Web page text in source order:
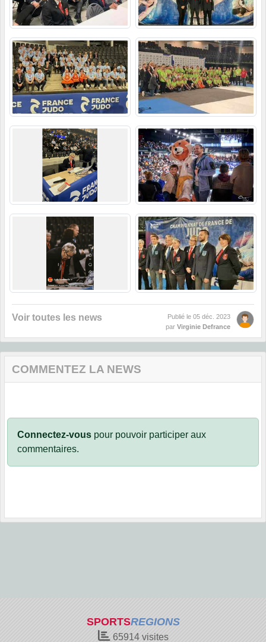
Voir toutes les news Publié le 05 déc. 2023
par Virginie Defrance
COMMENTEZ LA NEWS
Connectez-vous pour pouvoir participer aux
commentaires.
SPORTSREGIONS
65914visites